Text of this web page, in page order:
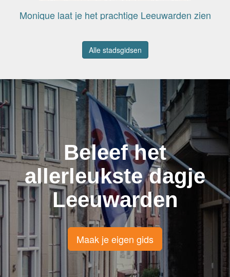
Monique laat je het prachtige Leeuwarden zien
Alle stadsgidsen
Beleef het
allerleukste dagje
Leeuwarden
Maak je eigen gids